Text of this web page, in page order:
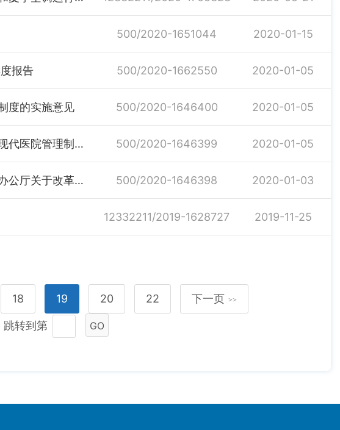
500/2020-1651044 2020-01-15
报告 500/2020-1662550 2020-01-05
度的实施意见 500/2020-1646400 2020-01-05
湖南省卫生计生委解读《湖南省建立健全现代医院管理制度实施方案》 500/2020-1646399 2020-01-05
湖南省卫生健康委解读《湖南省人民政府办公厅关于改革完善医疗卫生行业综合监管制度的实施意见》 500/2020-1646398 2020-01-03
12332211/2019-1628727 2019-11-25
18 19 20 22 下一页 >>
跳转到第 GO